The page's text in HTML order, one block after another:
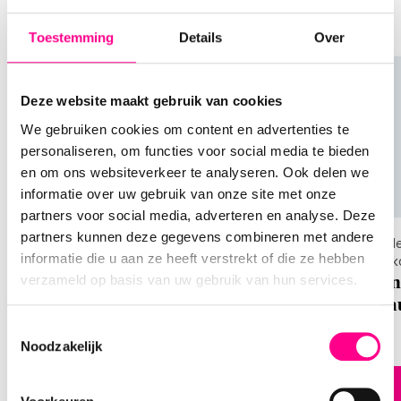
Toestemming Details Over
Deze website maakt gebruik van cookies
We gebruiken cookies om content en advertenties te
personaliseren, om functies voor social media te bieden
en om ons websiteverkeer te analyseren. Ook delen we
informatie over uw gebruik van onze site met onze
partners voor social media, adverteren en analyse. Deze
partners kunnen deze gegevens combineren met andere
informatie die u aan ze heeft verstrekt of die ze hebben
verzameld op basis van uw gebruik van hun services.
Noodzakelijk
hotelgiftcard.com. Kies je hotel, datum en
reisgezelschap, en betaal vervolgens met de
gegevens van je Hotelgiftcard. Betalen bij het
hotel zelf is helaas niet mogelijk.
Hoe lang is de Hotelgiftcard geldig?
De Hotelgiftcard van Expedia is tot 2 jaar na
uitgifte geldig, zodat de ontvanger alle tijd heeft
om zijn of haar droombestemming te boeken.
Gemakkelijk te bestellen
ook inspireren voor andere cadeaus
Keuze cadeaukaarten
Nationale Keuze Cadeaukaart